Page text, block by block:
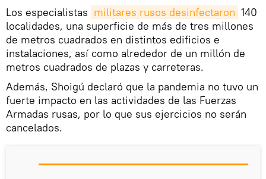
Los especialistas militares rusos desinfectaron 140
localidades, una superficie de más de tres millones
de metros cuadrados en distintos edificios e
instalaciones, así como alrededor de un millón de
metros cuadrados de plazas y carreteras.
Además, Shoigú declaró que la pandemia no tuvo un
fuerte impacto en las actividades de las Fuerzas
Armadas rusas, por lo que sus ejercicios no serán
cancelados.